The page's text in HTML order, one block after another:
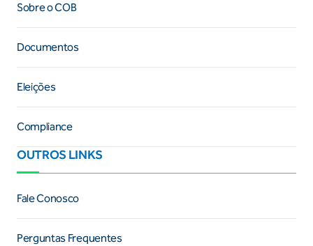
Sobre o COB
Documentos
Eleições
Compliance
OUTROS LINKS
Fale Conosco
Perguntas Frequentes